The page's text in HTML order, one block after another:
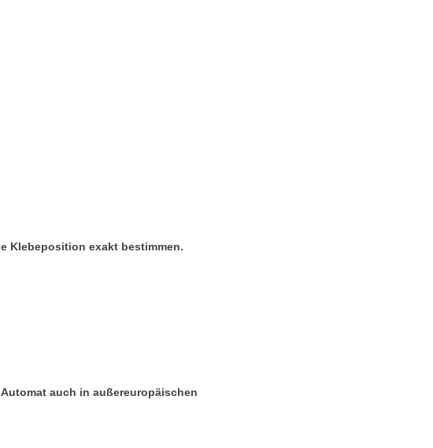
Klebeposition exakt bestimmen.
auch in außereuropäischen